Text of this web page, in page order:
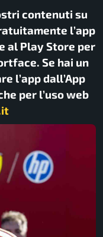
contenuti su
l’app
al Play Store per
Se hai un
l’app dall’App
per l’uso web